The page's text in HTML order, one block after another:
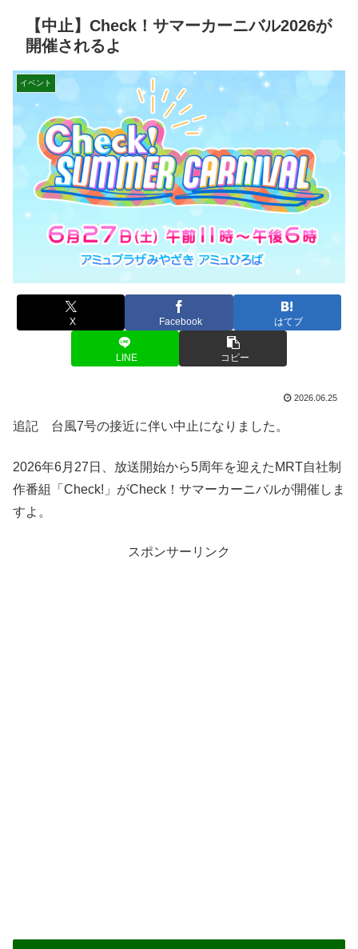
【中止】Check！サマーカーニバル2026が
開催されるよ
イベント
X Facebook はてブ
LINE コピー
2026.06.25
追記 台風7号の接近に伴い中止になりました。
2026年6月27日、放送開始から5周年を迎えたMRT自社制
作番組「Check!」がCheck！サマーカーニバルが開催しま
すよ。
スポンサーリンク